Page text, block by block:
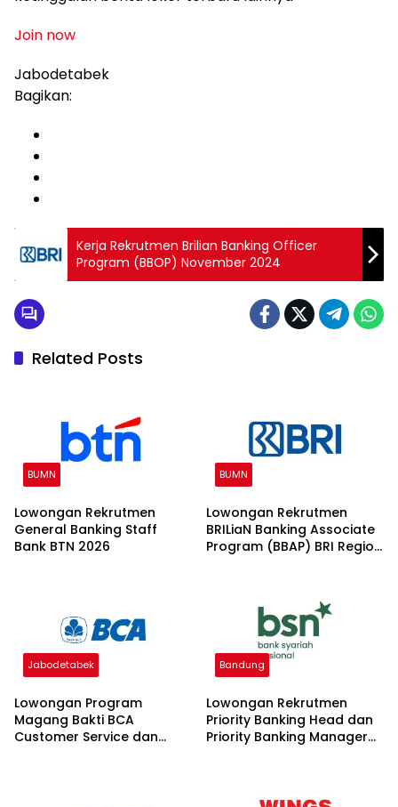
Join now
Jabodetabek
Bagikan:
Kerja Rekrutmen Brilian Banking Officer
Program (BBOP) November 2024
Related Posts
BUMN
Lowongan Rekrutmen
General Banking Staff
Bank BTN 2026
BUMN
Lowongan Rekrutmen
BRILiaN Banking Associate
Program (BBAP) BRI Region
Jabodetabek
Lowongan Program
Magang Bakti BCA
Customer Service dan
Bandung
Lowongan Rekrutmen
Priority Banking Head dan
Priority Banking Manager